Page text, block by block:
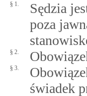
§ 1.
Sędzia
poza
§ 2.
§ 3.
świadek